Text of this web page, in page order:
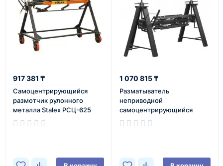
917 381 ₸
Самоцентрирующийся
размотчик рулонного
металла Stalex РСЦ-625
(Колеса с тормозным
устройством)
1 070 815 ₸
Разматыватель
неприводной
самоцентрирующийся
самоподъемный Stalex
SUS-1250